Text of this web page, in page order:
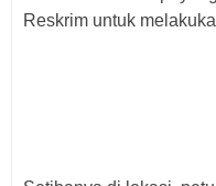
Reskrim untuk